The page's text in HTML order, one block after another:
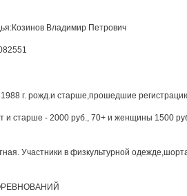
Владимир Петрович
г. рожд.и старше,прошедшие
и старше - 2000 руб., 70+ и женщины 1500
Участники в физкультурной